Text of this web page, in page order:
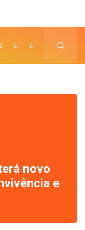
novo
e